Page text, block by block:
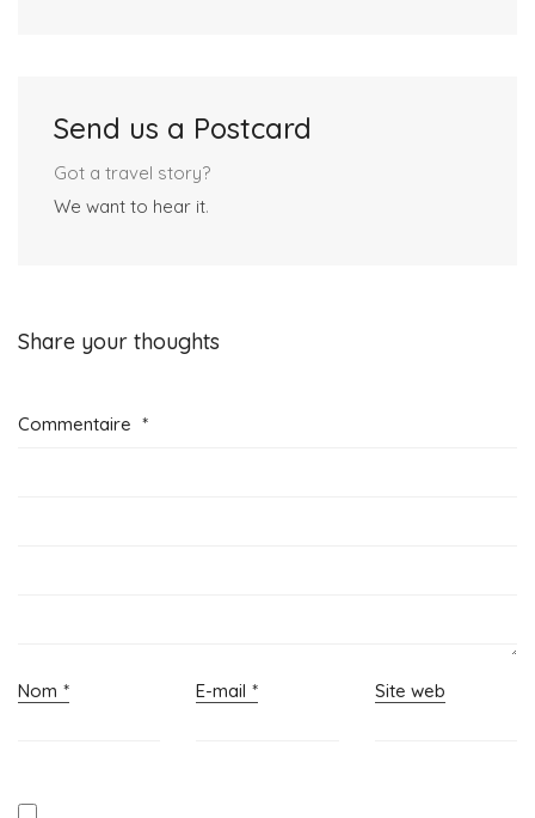
Send us a Postcard
Got a travel story?
We want to hear it.
Share your thoughts
Commentaire *
Nom * E-mail * Site web